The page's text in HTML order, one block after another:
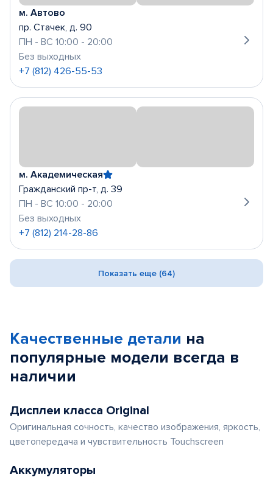
м. Автово
пр. Стачек, д. 90
ПН - ВС 10:00 - 20:00
Без выходных
+7 (812) 426-55-53
м. Академическая
Гражданский пр-т, д. 39
ПН - ВС 10:00 - 20:00
Без выходных
+7 (812) 214-28-86
Показать еще (64)
Качественные детали на
популярные модели всегда в
наличии
Дисплеи класса Original
Оригинальная сочность, качество изображения, яркость,
цветопередача и чувствительность Touchscreen
Аккумуляторы